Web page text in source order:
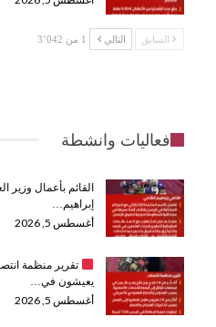
السابق التالي 1 من 3٬042
فعاليات وانشطة
القائم بأعمال وزير
إبراهيم…
أغسطس 5, 2026
تقرير منظمة
يعيشون في…
أغسطس 5, 2026